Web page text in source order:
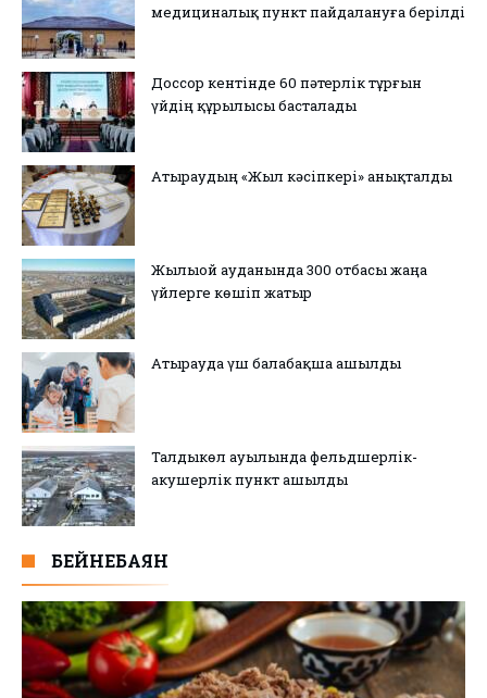
медициналық пункт пайдалануға берілді
Доссор кентінде 60 пәтерлік тұрғын
үйдің құрылысы басталады
Атыраудың «Жыл кәсіпкері» анықталды
Жылыой ауданында 300 отбасы жаңа
үйлерге көшіп жатыр
Атырауда үш балабақша ашылды
Талдыкөл ауылында фельдшерлік-
акушерлік пункт ашылды
БЕЙНЕБАЯН